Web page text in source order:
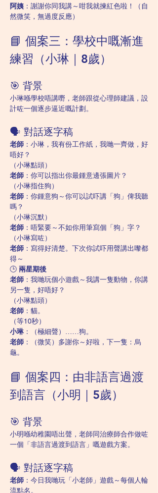
阿姨 ：謝謝你同我講～咁我就揀紅色啦！（自
然微笑，無過度反應）
📘 個案三：學校中嘅漸進
練習（小琳｜8歲）
🎯 背景
小琳喺學校唔講嘢，老師跟從心理師建議，設
計咗一個逐步逼近嘅計劃。
🗣️ 對話逐字稿
老師 ：小琳，我有份工作紙，我哋一齊做，好
唔好？
（小琳點頭）
老師 ：你可以指出你最鍾意邊張圖片？
（小琳指住狗）
老師 ：你鍾意狗～你可以試吓講「狗」俾我聽
嗎？
（小琳沉默）
老師 ：唔緊要～不如你用筆寫個「狗」字？
（小琳寫咗）
老師 ：寫得好清楚。下次你試吓用聲講出嚟都
得～
🕒 兩星期後
老師 ：我哋玩個小遊戲～我講一隻動物，你講
另一隻，好唔好？
（小琳點頭）
老師 ：貓。
（等10秒）
小琳 ：（極細聲）……狗。
老師 ：（微笑）多謝你～好啦，下一隻：烏
龜。
📘 個案四：由非語言過渡
到語言（小明｜5歲）
🎯 背景
小明喺幼稚園唔出聲，老師同治療師合作做咗
一個「非語言過渡到語言」嘅遊戲方案。
🗣️ 對話逐字稿
老師 ：今日我哋玩「小老師」遊戲～每個人輪
流點名。